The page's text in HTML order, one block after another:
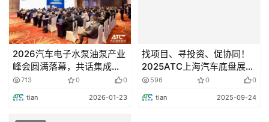
长城汽车动力大数据平台
定制化信号采集方案
To C功能赋能Hi4
To B功能赋能Hi4
长城汽车在动力域大数据与AI的思考
2026汽车电子水泵油泵产业
峰会圆满落幕，共话集成化
与降本增效新路径！
713 0 0
tian 2026-01-23
找项目、寻投资、促协同！
2025ATC上海汽车底盘展投
融资路演，解锁智能底盘新
机遇
596 0 0
tian 2025-09-24